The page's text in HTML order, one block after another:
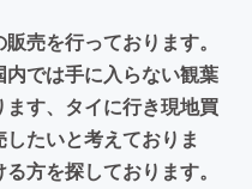
売を行っております。
では手に入らない観葉
す、タイに行き現地買
たいと考えておりま
方を探しております。